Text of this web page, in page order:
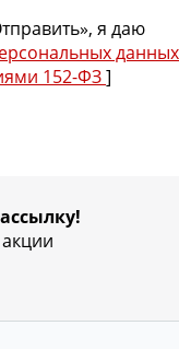
я даю
152-ФЗ]